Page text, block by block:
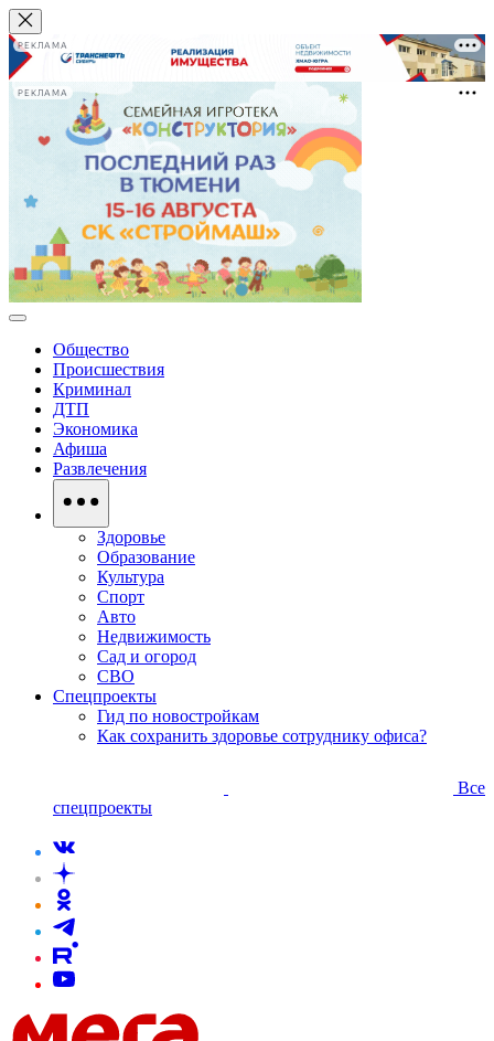
РЕКЛАМА
РЕКЛАМА
Общество
Происшествия
Криминал
ДТП
Экономика
Афиша
Развлечения
Здоровье
Образование
Культура
Спорт
Авто
Недвижимость
Сад и огород
СВО
Спецпроекты
Гид по новостройкам
Как сохранить здоровье сотруднику офиса?
Все
спецпроекты